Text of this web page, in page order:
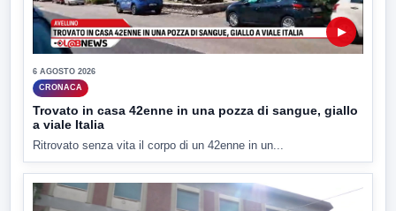
▶
6 AGOSTO 2026
CRONACA
Trovato in casa 42enne in una pozza di sangue, giallo
a viale Italia
Ritrovato senza vita il corpo di un 42enne in un...